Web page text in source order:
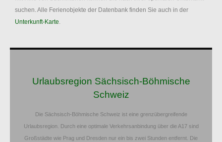
suchen. Alle Ferienobjekte der Datenbank finden Sie auch in der
Unterkunft-Karte.
Urlaubsregion Sächsisch-Böhmische
Schweiz
Die Sächsisch-Böhmische Schweiz ist eine grenzübergreifende
Urlaubsregion. Durch eine optimale Verkehrsanbindung über die A17 sind
Großstädte wie Prag und Dresden nur ein bis zwei Stunden entfernt. Die